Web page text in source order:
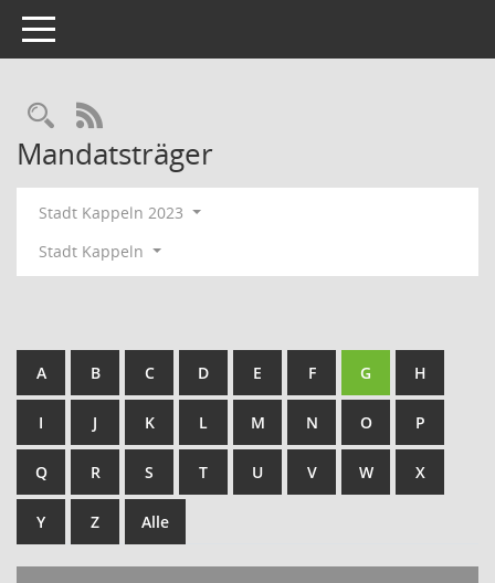
Toggle navigation
Rechercheauswahl
RSS-Feed
Mandatsträger
Stadt Kappeln 2023
Stadt Kappeln
A B C D E F G H
I J K L M N O P
Q R S T U V W X
Y Z Alle